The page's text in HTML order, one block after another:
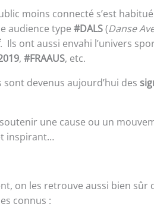
moins connecté s’est
audience type #DALS(Danse
. Ils ont aussi envahi l’univers
, #FRAAUS, etc.
sont devenus aujourd’hui des
une cause ou un
inspirant…
on les retrouve aussi bien sûr
connus :